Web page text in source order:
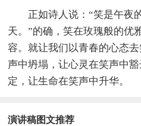
正如诗人说：“笑是午夜
天。”的确，笑在玫瑰般的优
容。就让我们以青春的心态
声中坍塌，让心灵在笑声中
定，让生命在笑声中升华。
演讲稿图文推荐